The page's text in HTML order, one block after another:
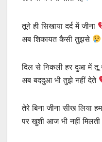
तूने ही सिखाया दर्द में जीना
अब शिकायत कैसी तुझसे
दिल से निकली हर दुआ में तू
अब बददुआ भी तुझे नहीं देते
तेरे बिना जीना सीख लिया
पर खुशी आज भी नहीं मिलती